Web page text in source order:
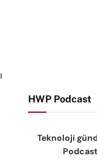
HWP Podcast
Teknoloji